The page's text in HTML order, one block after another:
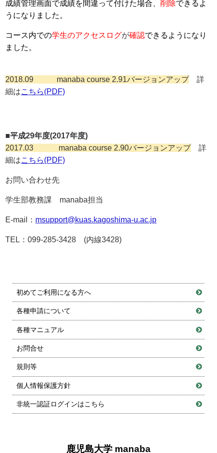
成績管理画面で成績を間違って付けた場合、削除できるよ
うになりました。
コース内での学生のアクセスログが確認できるようになり
ました。
2018.09 manaba course 2.91バージョンアップ詳
細はこちら(PDF)
■平成29年度(2017年度)
2017.03 manaba course 2.90バージョンアップ詳
細はこちら(PDF)
お問い合わせ先
学生部教務課 manaba担当
E-mail： msupport@kuas.kagoshima-u.ac.jp
TEL：099-285-3428 (内線3428)
初めてご利用になる方へ
各種申請について
各種マニュアル
お問合せ
規則等
個人情報保護方針
非統一認証ログインはこちら
鹿児島大学 manaba